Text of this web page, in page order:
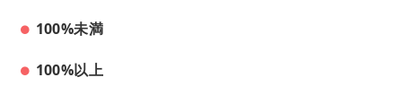
100%未満
100%以上